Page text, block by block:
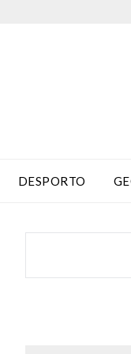
DESPORTO